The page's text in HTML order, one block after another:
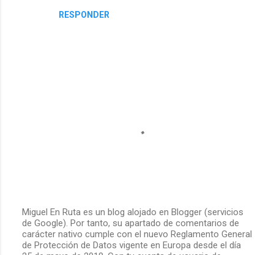
RESPONDER
P
u
b
Miguel En Ruta es un blog alojado en Blogger (servicios
de Google). Por tanto, su apartado de comentarios de
carácter nativo cumple con el nuevo Reglamento General
de Protección de Datos vigente en Europa desde el día